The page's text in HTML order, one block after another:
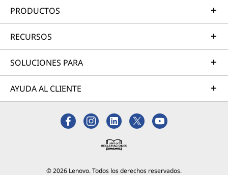
PRODUCTOS
RECURSOS
SOLUCIONES PARA
AYUDA AL CLIENTE
© 2026 Lenovo. Todos los derechos reservados.